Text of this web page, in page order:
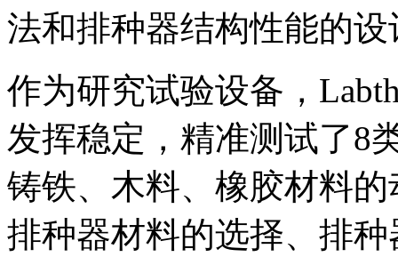
法和排种器结构性能的
作为研究试验设备，
发挥稳定，精准测试了8
铸铁、木料、橡胶材料
排种器材料的选择、排